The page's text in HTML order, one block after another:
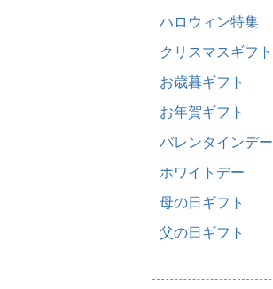
ハロウィン特集
クリスマスギフト
お歳暮ギフト
お年賀ギフト
バレンタインデー
ホワイトデー
母の日ギフト
父の日ギフト